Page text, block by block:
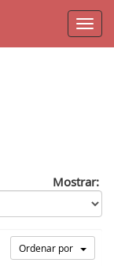
Mostrar:
Ordenar por